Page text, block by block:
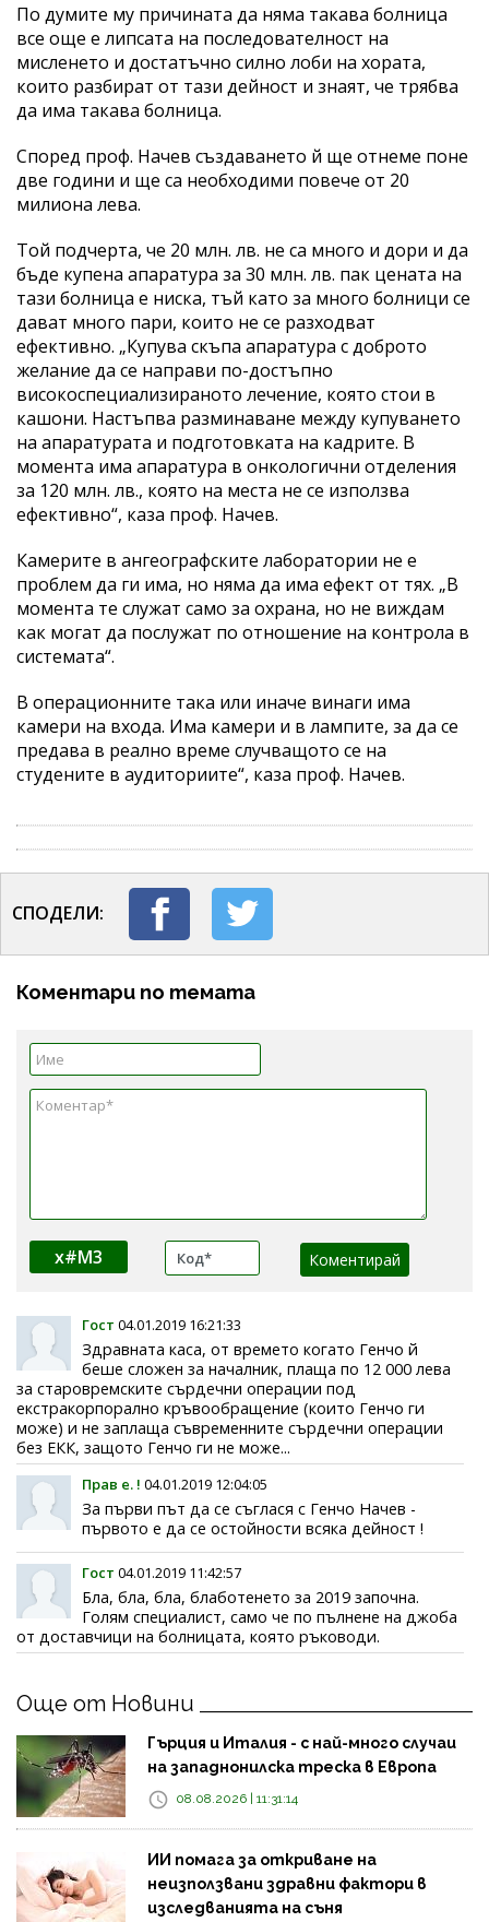
По думите му причината да няма такава болница
все още е липсата на последователност на
мисленето и достатъчно силно лоби на хората,
които разбират от тази дейност и знаят, че трябва
да има такава болница.
Според проф. Начев създаването й ще отнеме поне
две години и ще са необходими повече от 20
милиона лева.
Той подчерта, че 20 млн. лв. не са много и дори и да
бъде купена апаратура за 30 млн. лв. пак цената на
тази болница е ниска, тъй като за много болници се
дават много пари, които не се разходват
ефективно. „Купува скъпа апаратура с доброто
желание да се направи по-достъпно
високоспециализираното лечение, която стои в
кашони. Настъпва разминаване между купуването
на апаратурата и подготовката на кадрите. В
момента има апаратура в онкологични отделения
за 120 млн. лв., която на места не се използва
ефективно“, каза проф. Начев.
Камерите в ангеографските лаборатории не е
проблем да ги има, но няма да има ефект от тях. „В
момента те служат само за охрана, но не виждам
как могат да послужат по отношение на контрола в
системата“.
В операционните така или иначе винаги има
камери на входа. Има камери и в лампите, за да се
предава в реално време случващото се на
студените в аудиториите“, каза проф. Начев.
СПОДЕЛИ:
Коментари по темата
x#M3
Гост 04.01.2019 16:21:33
Здравната каса, от времето когато Генчо й
беше сложен за началник, плаща по 12 000 лева
за старовремските сърдечни операции под
екстракорпорално кръвообращение (които Генчо ги
може) и не заплаща съвременните сърдечни операции
без ЕКК, защото Генчо ги не може...
Прав е. ! 04.01.2019 12:04:05
За първи път да се съглася с Генчо Начев -
първото е да се остойности всяка дейност !
Гост 04.01.2019 11:42:57
Бла, бла, бла, блаботенето за 2019 започна.
Голям специалист, само че по пълнене на джоба
от доставчици на болницата, която ръководи.
Още от Новини
Гърция и Италия - с най-много случаи
на западнонилска треска в Европа
08.08.2026 | 11:31:14
ИИ помага за откриване на
неизползвани здравни фактори в
изследванията на съня